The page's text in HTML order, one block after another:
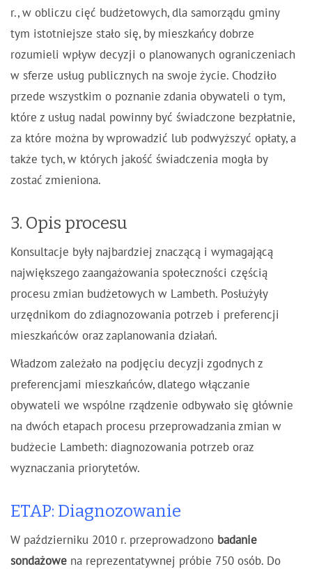
r., w obliczu cięć budżetowych, dla samorządu gminy
tym istotniejsze stało się, by mieszkańcy dobrze
rozumieli wpływ decyzji o planowanych ograniczeniach
w sferze usług publicznych na swoje życie. Chodziło
przede wszystkim o poznanie zdania obywateli o tym,
które z usług nadal powinny być świadczone bezpłatnie,
za które można by wprowadzić lub podwyższyć opłaty, a
także tych, w których jakość świadczenia mogła by
zostać zmieniona.
3. Opis procesu
Konsultacje były najbardziej znaczącą i wymagającą
największego zaangażowania społeczności częścią
procesu zmian budżetowych w Lambeth. Posłużyły
urzędnikom do zdiagnozowania potrzeb i preferencji
mieszkańców oraz zaplanowania działań.
Władzom zależało na podjęciu decyzji zgodnych z
preferencjami mieszkańców, dlatego włączanie
obywateli we wspólne rządzenie odbywało się głównie
na dwóch etapach procesu przeprowadzania zmian w
budżecie Lambeth: diagnozowania potrzeb oraz
wyznaczania priorytetów.
ETAP: Diagnozowanie
W październiku 2010 r. przeprowadzono badanie
sondażowe na reprezentatywnej próbie 750 osób. Do